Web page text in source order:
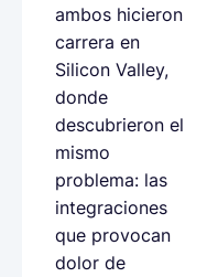
ambos hicieron
carrera en
Silicon Valley,
donde
descubrieron el
mismo
problema: las
integraciones
que provocan
dolor de